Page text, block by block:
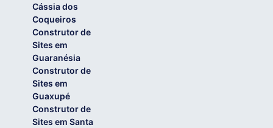
Cássia dos
Coqueiros
Construtor de
Sites em
Guaranésia
Construtor de
Sites em
Guaxupé
Construtor de
Sites em Santa